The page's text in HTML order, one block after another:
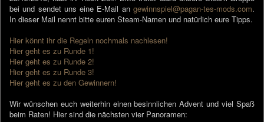
bei und sendet uns eine E-Mail an gewinnspiel@pagan-tes-mods.com.
In dieser Mail nennt bitte euren Steam-Namen und natürlich eure Tipps.
Hier könnt ihr die Regeln nochmals nachlesen!
Hier geht es zu Runde 1!
Hier geht es zu Runde 2!
Hier geht es zu Runde 3!
Hier geht es zu den Gewinnern!
Wir wünschen euch weiterhin einen besinnlichen Advent und viel Spaß
beim Raten! Hier sind die nächsten vier Panoramen: